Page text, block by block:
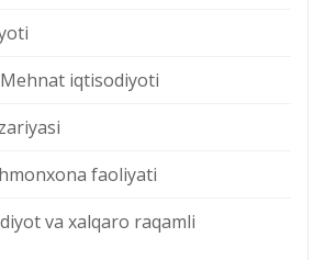
iqtisodiyoti
faoliyati
va xalqaro raqamli